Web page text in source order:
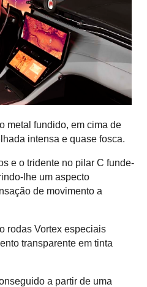
metal fundido, em cima de
intensa e quase fosca.
e o tridente no pilar C funde-
lhe um aspecto
de movimento a
rodas Vortex especiais
transparente em tinta
a partir de uma